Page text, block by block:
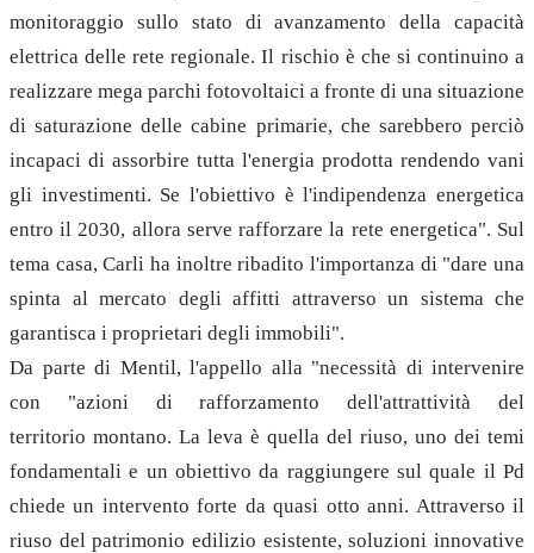
monitoraggio sullo stato di avanzamento della capacità
elettrica delle rete regionale. Il rischio è che si continuino a
realizzare mega parchi fotovoltaici a fronte di una situazione
di saturazione delle cabine primarie, che sarebbero perciò
incapaci di assorbire tutta l'energia prodotta rendendo vani
gli investimenti. Se l'obiettivo è l'indipendenza energetica
entro il 2030, allora serve rafforzare la rete energetica". Sul
tema casa, Carli ha inoltre ribadito l'importanza di "dare una
spinta al mercato degli affitti attraverso un sistema che
garantisca i proprietari degli immobili".
Da parte di Mentil, l'appello alla "necessità di intervenire
con "azioni di rafforzamento dell'attrattività del
territorio montano. La leva è quella del riuso, uno dei temi
fondamentali e un obiettivo da raggiungere sul quale il Pd
chiede un intervento forte da quasi otto anni. Attraverso il
riuso del patrimonio edilizio esistente, soluzioni innovative